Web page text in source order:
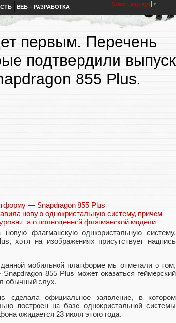
ВЕБ – РАЗРАБОТКА Select Language ▼
первым. Перечень
подтвердили выпуск
855 Plus.
— Snapdragon 855 Plus
новую однокристальную систему, причем
а о полноценной флагманской модели.
флагманскую однкористальную систему,
хотя на изображениях присутствует надпись
мобильной платформе мы отмечали о том,
855 Plus может оказаться геймерский
обычный слух.
сделала официальное заявление, в котором
построен на базе однокристальной системы
ожидается 23 июля этого года.